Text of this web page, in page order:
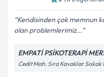
E-posta Adresiniz
Kişisel verilerimin
(
Kendisinden çok memnun
olan problemlerimiz...
EMPATİ PSİKOTERAPİ